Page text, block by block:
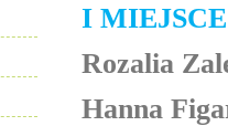
I
Rozalia
Hanna